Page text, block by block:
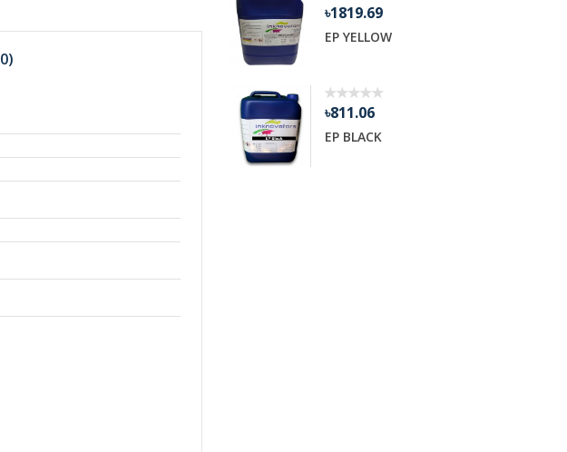
0)
EP Flu Orange
EP FLU RED
৳1819.69
EP YELLOW
৳811.06
EP BLACK